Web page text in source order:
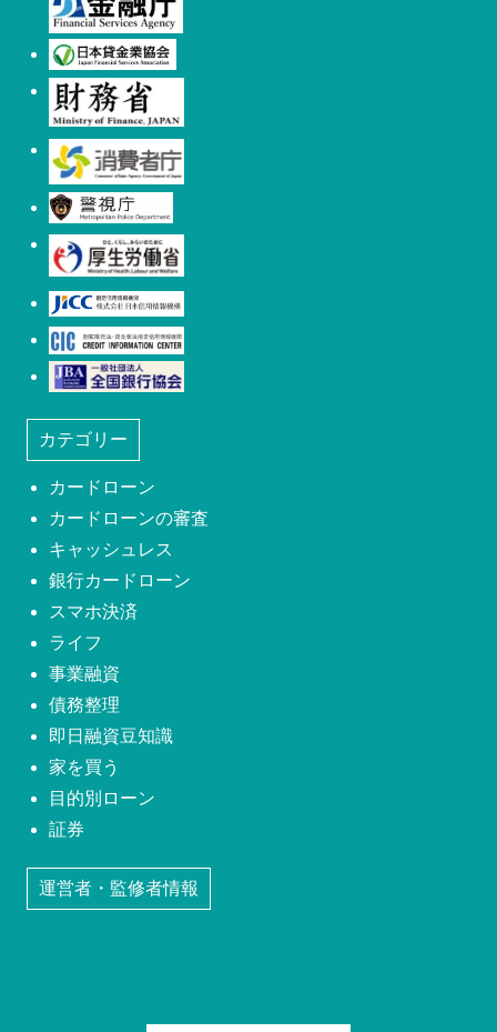
カテゴリー
カードローン
カードローンの審査
キャッシュレス
銀行カードローン
スマホ決済
ライフ
事業融資
債務整理
即日融資豆知識
家を買う
目的別ローン
証券
運営者・監修者情報